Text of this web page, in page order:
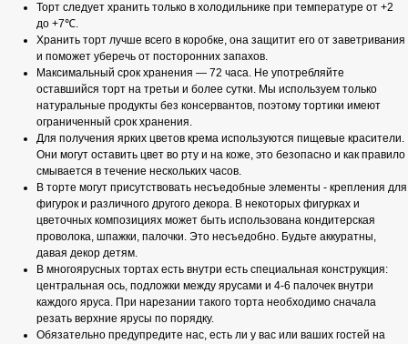
Торт следует хранить только в холодильнике при температуре от +2
до +7℃.
Хранить торт лучше всего в коробке, она защитит его от заветривания
и поможет уберечь от посторонних запахов.
Максимальный срок хранения — 72 часа. Не употребляйте
оставшийся торт на третьи и более сутки. Мы используем только
натуральные продукты без консервантов, поэтому тортики имеют
ограниченный срок хранения.
Для получения ярких цветов крема используются пищевые красители.
Они могут оставить цвет во рту и на коже, это безопасно и как правило
смывается в течение нескольких часов.
В торте могут присутствовать несъедобные элементы - крепления для
фигурок и различного другого декора. В некоторых фигурках и
цветочных композициях может быть использована кондитерская
проволока, шпажки, палочки. Это несъедобно. Будьте аккуратны,
давая декор детям.
В многоярусных тортах есть внутри есть специальная конструкция:
центральная ось, подложки между ярусами и 4-6 палочек внутри
каждого яруса. При нарезании такого торта необходимо сначала
резать верхние ярусы по порядку.
Обязательно предупредите нас, есть ли у вас или ваших гостей на